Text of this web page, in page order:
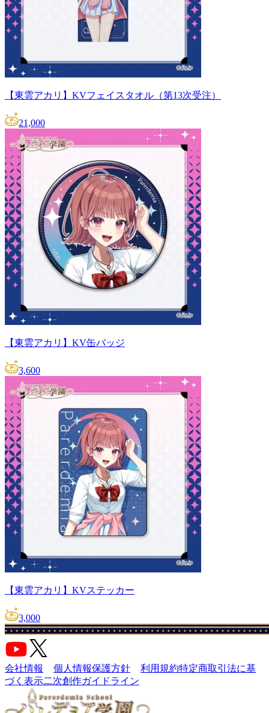
【東雲アカリ】KVフェイスタオル（第13次受注）
21,000
【東雲アカリ】KV缶バッジ
3,600
【東雲アカリ】KVステッカー
3,000
会社情報 個人情報保護方針 利用規約特定商取引法に基
づく表示二次創作ガイドライン